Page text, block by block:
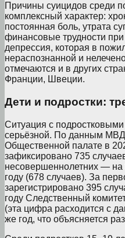
Причины суицидов среди
комплексный характер:
постоянная боль, утрата
финансовые трудности
депрессия, которая в
нераспознанной и
отмечаются и в других
Франции, Швеции.
Дети и подростки:
Ситуация с
серьёзной. По данным
Общественной палате в
зафиксировано 735
несовершеннолетних —
году (678 случаев). За
зарегистрировано 395
году Следственный
(эта цифра расходится с
же год, что объясняется